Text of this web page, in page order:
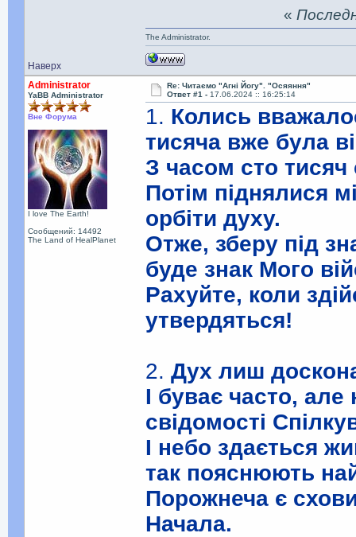
Наверх
«
The Administrator.
Administrator
YaBB Administrator
Вне Форума
I love The Earth!
Сообщений: 14492
The Land of HealPlanet
Re: Читаємо "Агні Йогу". "Осяяння"
Ответ #1 - 17.06.2024 :: 16:25:14
1. Колись
тисяча вже була
З часом сто тисяч
Потім піднялися
орбіти духу.
Отже, зберу під
буде знак Мого
Рахуйте, коли
утвердяться!
2.Дух лиш
І буває часто,
свідомості
І небо здається
так пояснюють
Порожнеча є
Начала.